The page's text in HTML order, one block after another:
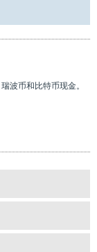
波币和比特币现金。